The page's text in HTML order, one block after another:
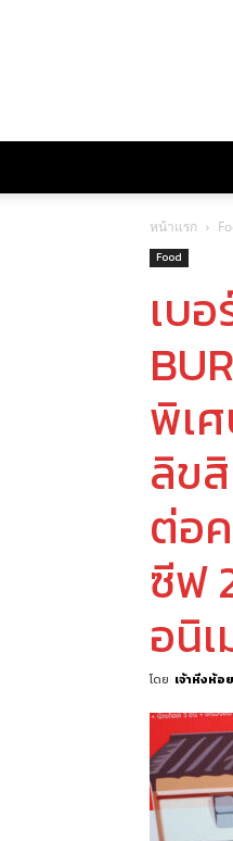
หน้าแรก
Food
เบ
พิเ
ลิข
ต่อ
ซีฟ
อนิ
โดย เจ้าหิ่งห้อ